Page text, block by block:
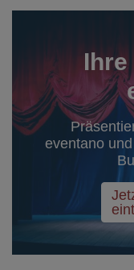
Ihre
eventano